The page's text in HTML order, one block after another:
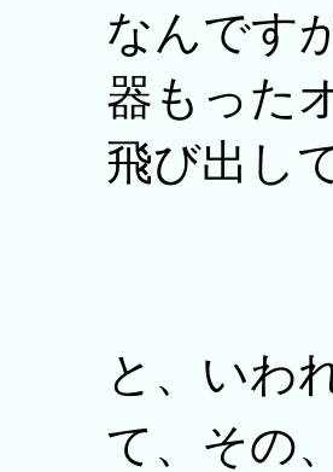
なんです
器もった
飛び出し
と、いわ
て、その